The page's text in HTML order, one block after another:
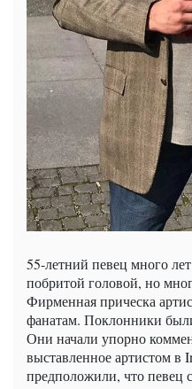
55-летний певец много
побритой головой, но
Фирменная прическа
фанатам. Поклонники
Они начали упорно
выставленное артистом в
предположили, что певец